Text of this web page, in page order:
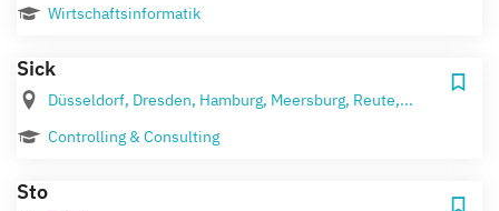
Wirtschaftsinformatik
Sick
Düsseldorf, Dresden, Hamburg, Meersburg, Reute,...
Controlling & Consulting
Sto